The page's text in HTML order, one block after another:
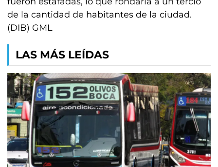
de la cantidad de habitantes de la ciudad.
(DIB) GML
LAS MÁS LEÍDAS